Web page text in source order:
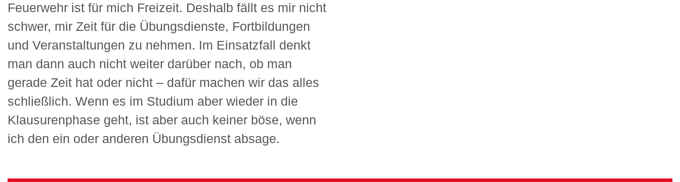
Feuerwehr ist für mich Freizeit. Deshalb fällt es mir nicht
schwer, mir Zeit für die Übungsdienste, Fortbildungen
und Veranstaltungen zu nehmen. Im Einsatzfall denkt
man dann auch nicht weiter darüber nach, ob man
gerade Zeit hat oder nicht – dafür machen wir das alles
schließlich. Wenn es im Studium aber wieder in die
Klausurenphase geht, ist aber auch keiner böse, wenn
ich den ein oder anderen Übungsdienst absage.